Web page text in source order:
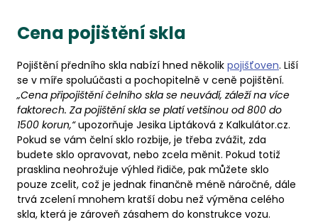
Cena pojištění skla
Pojištění předního skla nabízí hned několik pojišťoven. Liší
se v míře spoluúčasti a pochopitelně v ceně pojištění.
„Cena připojištění čelního skla se neuvádí, záleží na více
faktorech. Za pojištění skla se platí vetšinou od 800 do
1500 korun,“upozorňuje Jesika Liptáková z Kalkulátor.cz.
Pokud se vám čelní sklo rozbije, je třeba zvážit, zda
budete sklo opravovat, nebo zcela měnit. Pokud totiž
prasklina neohrožuje výhled řidiče, pak můžete sklo
pouze zcelit, což je jednak finančně méně náročné, dále
trvá zcelení mnohem kratší dobu než výměna celého
skla, která je zároveň zásahem do konstrukce vozu.